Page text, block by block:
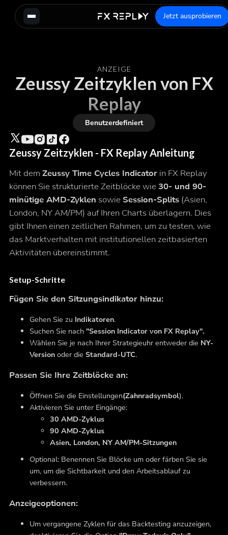
Jetzt ausprobieren
ANZEIGE
Zeussy Zeitzyklen von FX
Replay
Benutzerdefiniert
Zeussy Zeitzyklen - FX Replay Anleitung
Mit dem Zeussy Time Cycles Indicatorin FX Replay
können Sie strukturierte Zeitblöcke wie 30- und 90-
minütige AMD-Zyklen sowie Session-Splits(Asien,
London, NY AM/PM) auf Ihren Charts überlagern. Dies
gibt Ihnen einen zeitlichen Rahmen, um zu testen, wie
das Marktverhalten mit institutionellen zeitbasierten
Aktivitäten übereinstimmt.
Setup-Schritte
Fügen Sie den Sitzungsindikator hinzu:
Gehen Sie zu Indikatoren.
Suchen Sie nach "Session Indicator von FX Replay".
Wählen Sie je nach Ihrer Strategieuhr entweder die NY-
Versionoder die Standard-UTC.
Passen Sie Ihre Zeitblöcke an:
Öffnen Sie die Einstellungen(Zahnradsymbol).
Aktivieren Sie unter Eingänge:
30 AMD-Zyklus
90 AMD-Zyklus
Asien, London, NY AM/PM-Sitzungen
Optional:Benennen Sie Blöcke um oder färben Sie sie
um, um die Sichtbarkeit und den Arbeitsablauf zu
verbessern.
Anzeigeoptionen:
Um vergangene Zyklen für das Backtesting anzuzeigen,